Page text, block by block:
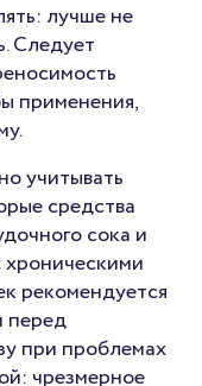
лучше не
Следует
применения,
учитывать
средства
сока и
рекомендуется
перед
при проблемах
чрезмерное